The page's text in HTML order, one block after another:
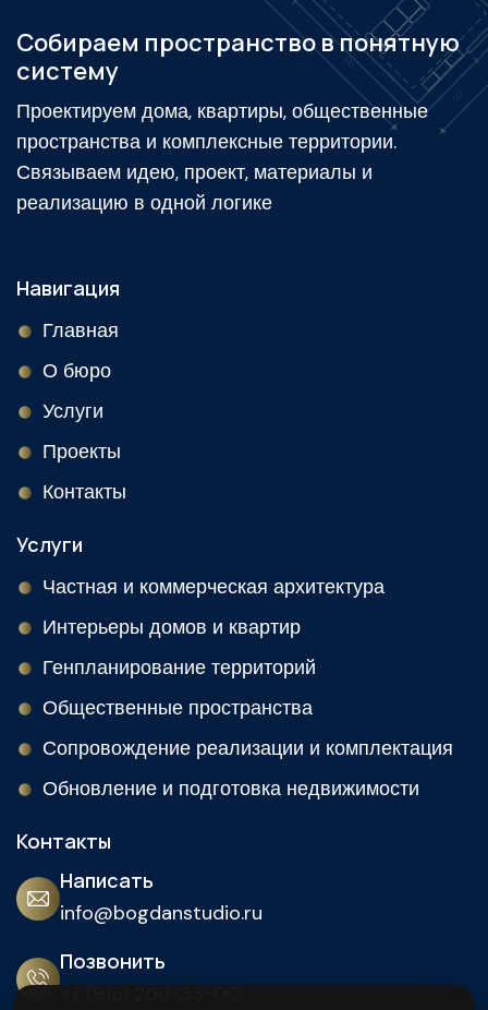
Собираем пространство в понятную
систему
Проектируем дома, квартиры, общественные
пространства и комплексные территории.
Связываем идею, проект, материалы и
реализацию в одной логике
Навигация
Главная
О бюро
Услуги
Проекты
Контакты
Услуги
Частная и коммерческая архитектура
Интерьеры домов и квартир
Генпланирование территорий
Общественные пространства
Сопровождение реализации и комплектация
Обновление и подготовка недвижимости
Контакты
Написать
info@bogdanstudio.ru
Позвонить
+7 (916) 206-33-00